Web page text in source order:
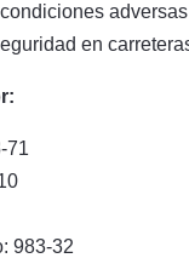
en
71
983-32